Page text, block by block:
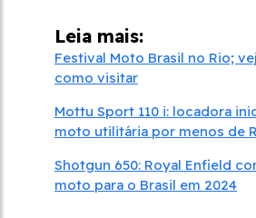
Leia mais:
Festival Moto Brasil no Rio;
como visitar
Mottu Sport 110 i: locadora
moto utilitária por menos de
Shotgun 650: Royal Enfield
moto para o Brasil em 2024